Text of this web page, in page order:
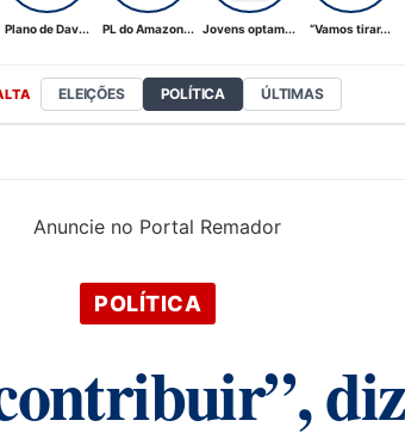
Plano de Dav... PL do Amazon... Jovens optam... “Vamos tirar...
ELEIÇÕES POLÍTICA ÚLTIMAS
POLÍTICA